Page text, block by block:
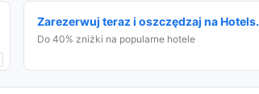
Zarezerwuj teraz i oszczędzaj na
Do 40% zniżki na popularne hotele